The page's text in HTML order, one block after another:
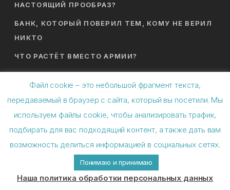
НАСТОЯЩИЙ ПРООБРАЗ?
БАНК, КОТОРЫЙ ПОВЕРИЛ ТЕМ, КОМУ НЕ ВЕРИЛ
НИКТО
ЧТО РАСТЁТ ВМЕСТО АРМИИ?
Николаевич
facebook spotify
Файл cookie – это небольшой фрагмент текста,
передаваемый в браузер с сайта, который вы посетили. Мы
используем файлы cookie, чтобы анализировать трафик,
подбирать для вас подходящий контент, а также дать вам
возможность делиться информацией в социальных сетях.
Понимаю и принимаю
Наша политика обработки персональных данных